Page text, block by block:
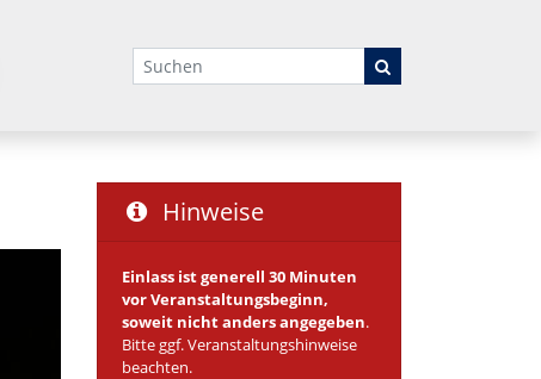
Suchbegriffe
Hinweise
Einlass ist generell 30 Minuten
vor Veranstaltungsbeginn,
soweit nicht anders angegeben.
Bitte ggf. Veranstaltungshinweise
beachten.